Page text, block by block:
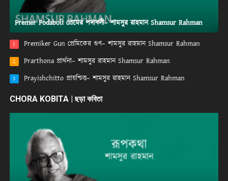
Premer Podaboli প্রেমের পদাবলী– শামসুর রাহমান Shamsur Rahman
1 Premiker Gun প্রেমিকের গুণ– শামসুর রাহমান Shamsur Rahman
2 Prarthona প্রার্থনা– শামসুর রাহমান Shamsur Rahman
3 Prayishchitto প্রায়শ্চিত্ত– শামসুর রাহমান Shamsur Rahman
CHORA KOBITA | ছড়া কবিতা